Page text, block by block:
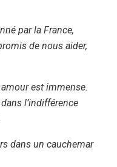
par la France,
de nous aider,
est immense.
l’indifférence
dans un cauchemar